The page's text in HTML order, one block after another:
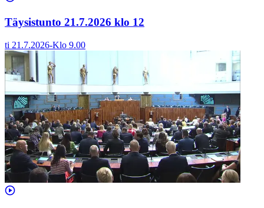
Täysistunto 21.7.2026 klo 12
ti 21.7.2026-Klo 9.00